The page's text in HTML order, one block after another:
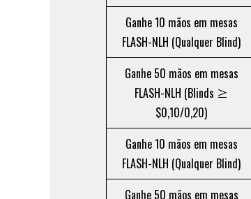
Ganhe 10 mãos em mesas
FLASH-NLH (Qualquer Blind)
Ganhe 50 mãos em mesas
FLASH-NLH (Blinds ≥
$0,10/0,20)
Ganhe 10 mãos em mesas
FLASH-NLH (Qualquer Blind)
Ganhe 50 mãos em mesas